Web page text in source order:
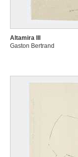
Altamira III
Gaston Bertrand